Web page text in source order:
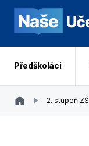
Předškoláci
2. stupeň ZŠ